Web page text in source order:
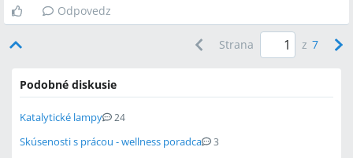
Odpovedz
Strana z 7
Podobné diskusie
Katalytické lampy 24
Skúsenosti s prácou - wellness poradca 3